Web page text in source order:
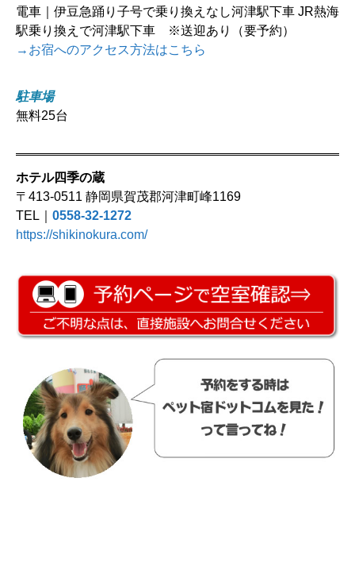
電車｜伊豆急踊り子号で乗り換えなし河津駅下車 JR熱海
駅乗り換えで河津駅下車 ※送迎あり（要予約）
→お宿へのアクセス方法はこちら
駐車場
無料25台
ホテル四季の蔵
〒413-0511 静岡県賀茂郡河津町峰1169
TEL｜ 0558-32-1272
https://shikinokura.com/